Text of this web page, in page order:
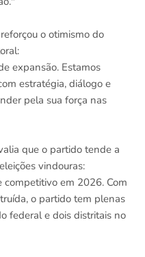
o otimismo do
expansão. Estamos
estratégia, diálogo e
pela sua força nas
que o partido tende a
vindouras:
em 2026. Com
o partido tem plenas
federal e dois distritais no